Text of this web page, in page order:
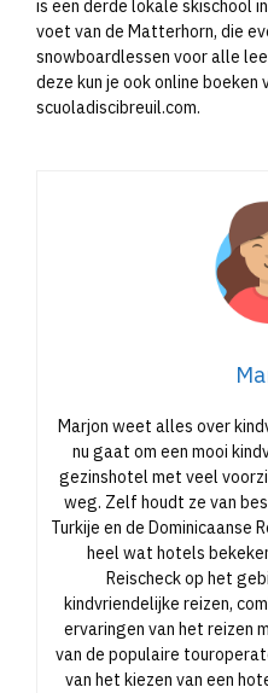
is een derde lokale skischool
voet van de Matterhorn, die
snowboardlessen voor alle
deze kun je ook online boeken
scuoladiscibreuil.com.
Marjon weet alles over
nu gaat om een mooi
gezinshotel met veel
weg. Zelf houdt ze van
Turkije en de Dominicaanse
heel wat hotels
Reischeck op het
kindvriendelijke reizen,
ervaringen van het reizen
van de populaire
van het kiezen van een